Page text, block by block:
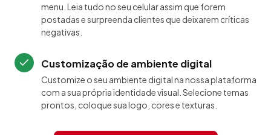
menu. Leia tudo no seu celular assim que forem
postadas e surpreenda clientes que deixarem críticas
negativas.
Customização de ambiente digital
Customize o seu ambiente digital na nossa plataforma
com a sua própria identidade visual. Selecione temas
prontos, coloque sua logo, cores e texturas.